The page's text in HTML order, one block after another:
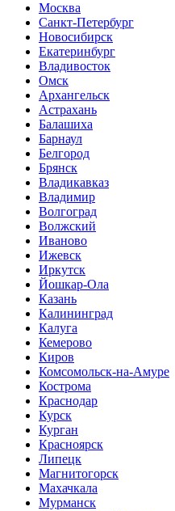
Москва
Санкт-Петербург
Новосибирск
Екатеринбург
Владивосток
Омск
Архангельск
Астрахань
Балашиха
Барнаул
Белгород
Брянск
Владикавказ
Владимир
Волгоград
Волжский
Иваново
Ижевск
Иркутск
Йошкар-Ола
Казань
Калининград
Калуга
Кемерово
Киров
Комсомольск-на-Амуре
Кострома
Краснодар
Курск
Курган
Красноярск
Липецк
Магнитогорск
Махачкала
Мурманск